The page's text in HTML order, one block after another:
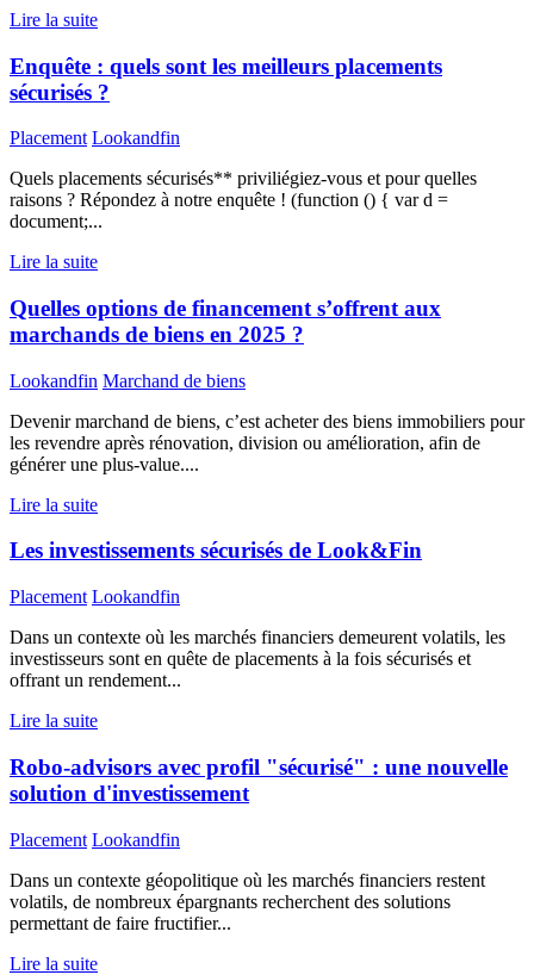
Lire la suite
Enquête : quels sont les meilleurs placements
sécurisés ?
Placement Lookandfin
Quels placements sécurisés** priviliégiez-vous et pour quelles
raisons ? Répondez à notre enquête ! (function () { var d =
document;...
Lire la suite
Quelles options de financement s’offrent aux
marchands de biens en 2025 ?
Lookandfin Marchand de biens
Devenir marchand de biens, c’est acheter des biens immobiliers pour
les revendre après rénovation, division ou amélioration, afin de
générer une plus-value....
Lire la suite
Les investissements sécurisés de Look&Fin
Placement Lookandfin
Dans un contexte où les marchés financiers demeurent volatils, les
investisseurs sont en quête de placements à la fois sécurisés et
offrant un rendement...
Lire la suite
Robo-advisors avec profil "sécurisé" : une nouvelle
solution d'investissement
Placement Lookandfin
Dans un contexte géopolitique où les marchés financiers restent
volatils, de nombreux épargnants recherchent des solutions
permettant de faire fructifier...
Lire la suite